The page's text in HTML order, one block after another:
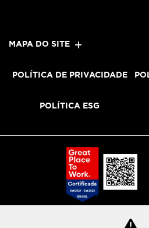
MAPA DO SITE
POLÍTICA DE PRIVACIDADE
POLÍTICA ESG